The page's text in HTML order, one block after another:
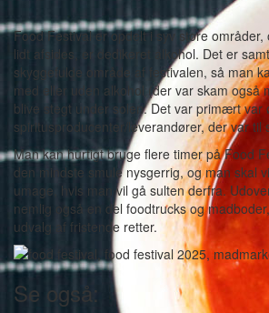
Food Festival er opdelt i syv store
lidt afsides, er dedikeret alkohol. Det er
skyggefulde område af festivalen, så man
med eller uden alkohol (der var skam også
blive stegt under solen. Det var primært var
spiritusproducenter/leverandører, der var til
Man kan hurtigt bruge flere timer på Food
den mindste smule nysgerrig, og man skal
umage, hvis man vil gå sulten derfra.
nemlig også en del foodtrucks og
udvalg af fristende retter.
Se også: